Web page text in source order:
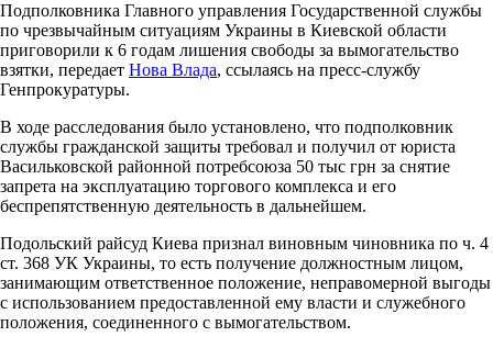
Подполковника Главного управления Государственной службы
по чрезвычайным ситуациям Украины в Киевской области
приговорили к 6 годам лишения свободы за вымогательство
взятки, передает Нова Влада, ссылаясь на пресс-службу
Генпрокуратуры.
В ходе расследования было установлено, что подполковник
службы гражданской защиты требовал и получил от юриста
Васильковской районной потребсоюза 50 тыс грн за снятие
запрета на эксплуатацию торгового комплекса и его
беспрепятственную деятельность в дальнейшем.
Подольский райсуд Киева признал виновным чиновника по ч. 4
ст. 368 УК Украины, то есть получение должностным лицом,
занимающим ответственное положение, неправомерной выгоды
с использованием предоставленной ему власти и служебного
положения, соединенного с вымогательством.